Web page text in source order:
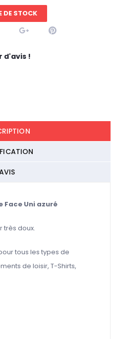
DE STOCK
d'avis !
Face Uni azuré
très doux.
tous les types de
de loisir, T-Shirts,